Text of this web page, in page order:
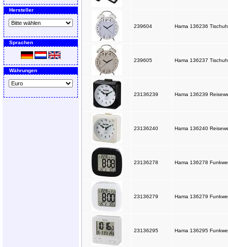
Hersteller
Sprachen
Währungen
239604 Hama 136236
239605 Hama 136237
23136239 Hama 136239
23136240 Hama 136240
23136278 Hama 136278
23136279 Hama 136279
23136295 Hama 136295